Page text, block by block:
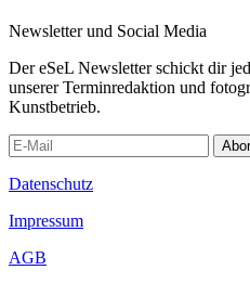
Newsletter und Social Media
Der eSeL Newsletter schickt dir
unserer Terminredaktion und
Kunstbetrieb.
Datenschutz
Impressum
AGB